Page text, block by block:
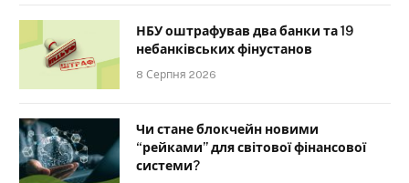
НБУ оштрафував два банки та 19
небанківських фінустанов
8 Серпня 2026
Чи стане блокчейн новими
“рейками” для світової фінансової
системи?